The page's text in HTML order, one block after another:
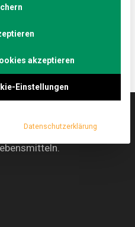
eine Expertin für
akzeptieren
Einstellungen
Datenschutzerklärung